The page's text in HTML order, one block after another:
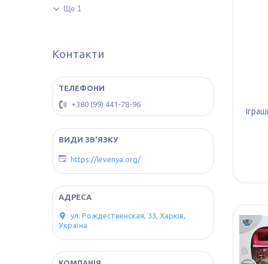
Ще 1
Контакти
+380 (99) 441-78-96
https://levenya.org/
ул. Рождественская, 33, Харків,
Україна